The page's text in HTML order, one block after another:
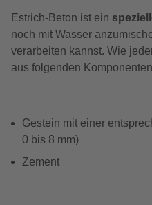
Estrich-Beton ist ein
noch mit Wasser
verarbeiten kannst. Wie
aus folgenden
Gestein mit einer
0 bis 8 mm)
Zement